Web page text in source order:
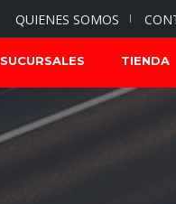
QUIENES SOMOS
SUCURSALES TIENDA